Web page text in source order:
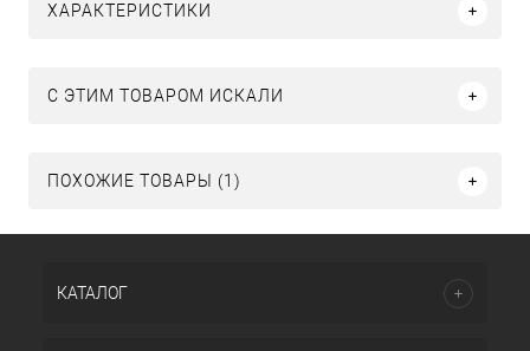
ХАРАКТЕРИСТИКИ
C ЭТИМ ТОВАРОМ ИСКАЛИ
ПОХОЖИЕ ТОВАРЫ (1)
КАТАЛОГ